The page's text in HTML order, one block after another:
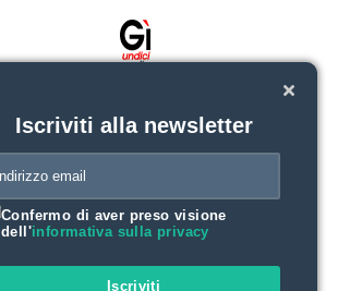
Iscriviti alla newsletter
Confermo di aver preso visione
dell'informativa sulla privacy
Iscriviti